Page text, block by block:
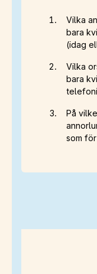
Vilka
bara
(idag
Vilka
bara
På
som